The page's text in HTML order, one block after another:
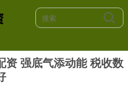
资 强底气添动能 税收数